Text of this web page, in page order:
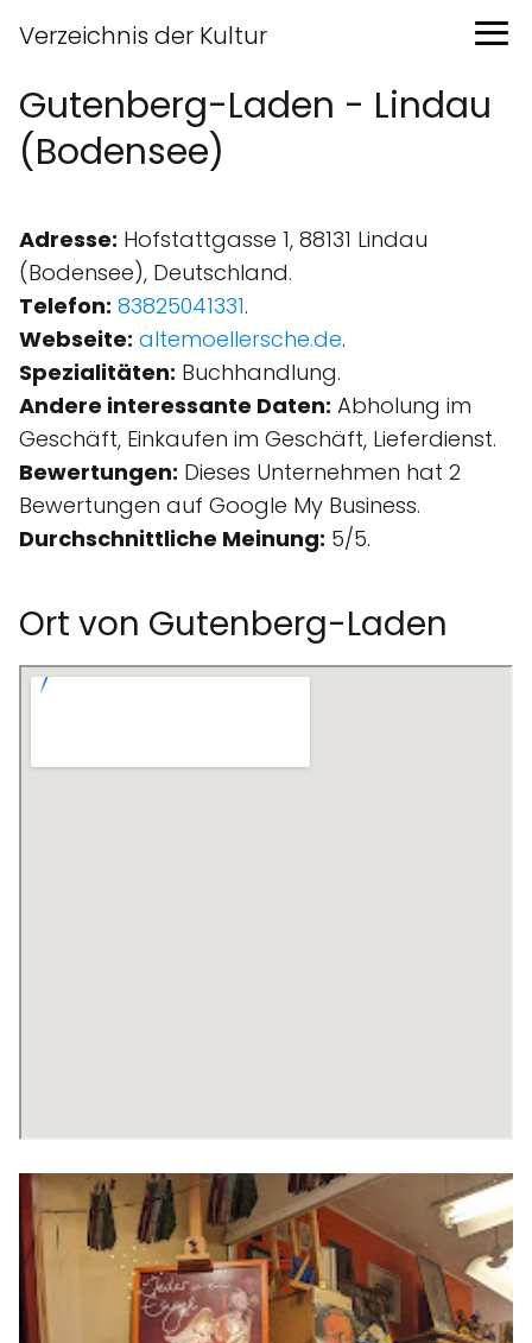
Verzeichnis der Kultur
Gutenberg-Laden - Lindau
(Bodensee)
Adresse: Hofstattgasse 1, 88131 Lindau
(Bodensee), Deutschland.
Telefon: 83825041331.
Webseite: altemoellersche.de.
Spezialitäten: Buchhandlung.
Andere interessante Daten: Abholung im
Geschäft, Einkaufen im Geschäft, Lieferdienst.
Bewertungen: Dieses Unternehmen hat 2
Bewertungen auf Google My Business.
Durchschnittliche Meinung: 5/5.
Ort von Gutenberg-Laden